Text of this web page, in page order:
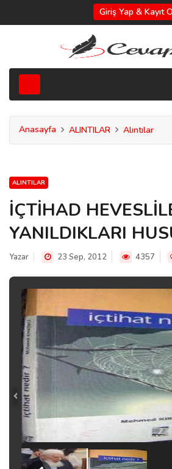
Giriş Yap & Kayıt
Anasayfa ALINTILAR Alıntılar
ALINTILAR
İÇTİHAD
YANILDIKLARI
Yazar 23 Sep, 2012 4357